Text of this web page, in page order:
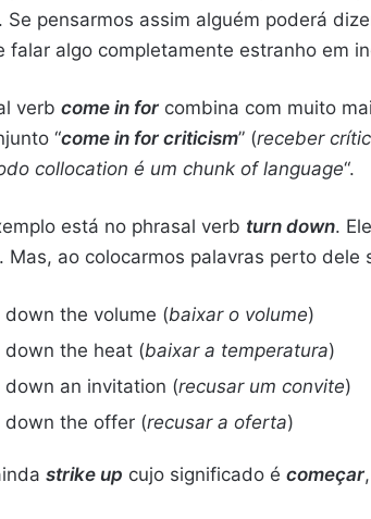
. Se pensarmos assim alguém poderá
falar algo completamente estranho em
verb come in for combina com muito
“come in for criticism” (receber
collocation é um chunk of language“.
está no phrasal verb turn down.
Mas, ao colocarmos palavras perto dele
down the volume (baixar o volume)
down the heat (baixar a temperatura)
down an invitation (recusar um convite)
down the offer (recusar a oferta)
strike up cujo significado é começar,